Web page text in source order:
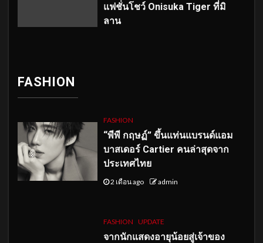
แฟชั่นโชว์ Onisuka Tiger ที่มิ
ลาน
FASHION
FASHION
“พีพี กฤษฏ์” ขึ้นแท่นแบรนด์แอม
บาสเดอร์ Cartier คนล่าสุดจาก
ประเทศไทย
2 เดือน ago admin
FASHION UPDATE
จากนักแสดงอายุน้อยสู่เจ้าของ